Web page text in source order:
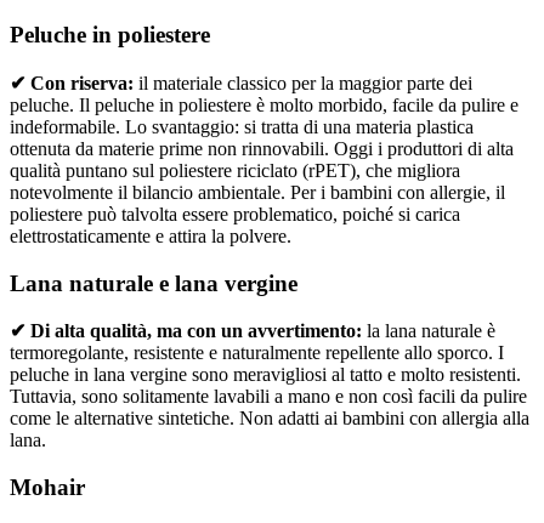
Peluche in poliestere
✔ Con riserva: il materiale classico per la maggior parte dei
peluche. Il peluche in poliestere è molto morbido, facile da pulire e
indeformabile. Lo svantaggio: si tratta di una materia plastica
ottenuta da materie prime non rinnovabili. Oggi i produttori di alta
qualità puntano sul poliestere riciclato (rPET), che migliora
notevolmente il bilancio ambientale. Per i bambini con allergie, il
poliestere può talvolta essere problematico, poiché si carica
elettrostaticamente e attira la polvere.
Lana naturale e lana vergine
✔ Di alta qualità, ma con un avvertimento: la lana naturale è
termoregolante, resistente e naturalmente repellente allo sporco. I
peluche in lana vergine sono meravigliosi al tatto e molto resistenti.
Tuttavia, sono solitamente lavabili a mano e non così facili da pulire
come le alternative sintetiche. Non adatti ai bambini con allergia alla
lana.
Mohair